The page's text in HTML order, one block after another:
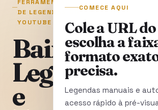
FERRAMENTAS
DE LEGENDAS DO
YOUTUBE
Baixe
Legendas
e
COMECE AQUI
Cole a URL
escolha a
formato
precisa.
Legendas manuais e
acesso rápido à pré-